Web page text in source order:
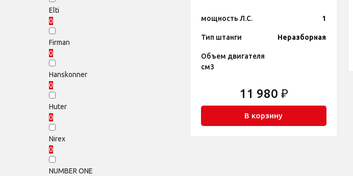
Elti
0
Firman
0
Hanskonner
0
Huter
0
Nirex
0
NUMBER ONE
мощность Л.С. 1
Тип штанги Неразборная
Объем двигателя
см3
11 980 ₽
В корзину